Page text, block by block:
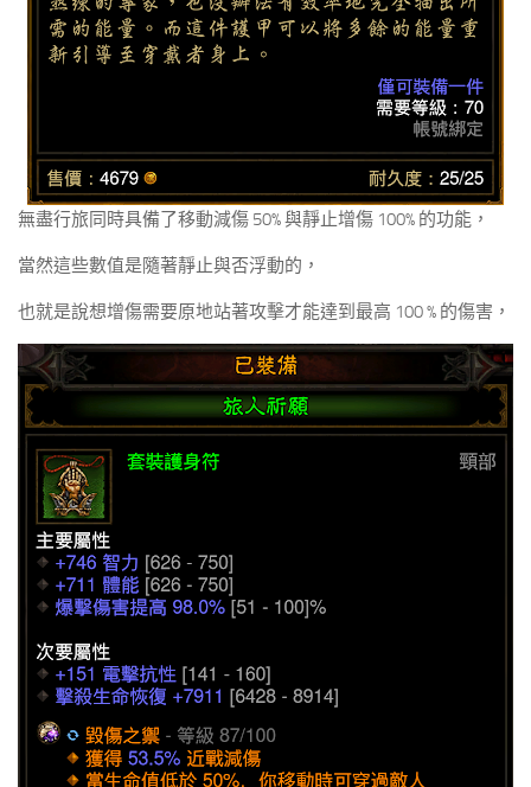
無盡行旅同時具備了移動減傷 50% 與靜止增傷 100% 的功能，
當然這些數值是隨著靜止與否浮動的，
也就是說想增傷需要原地站著攻擊才能達到最高 100 % 的傷害，